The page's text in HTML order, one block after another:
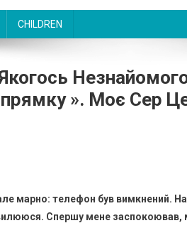
CHILDREN
Незнайомого
». Моє Сер
марно: телефон був вимкнений.
Спершу мене заспокоював,